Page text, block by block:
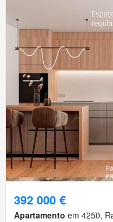
392 000 €
Apartamento em 4250,